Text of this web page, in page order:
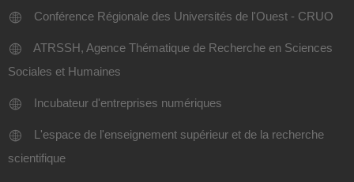
Conférence Régionale des Universités de l'Ouest - CRUO
ATRSSH, Agence Thématique de Recherche en Sciences
Sociales et Humaines
Incubateur d'entreprises numériques
L'espace de l'enseignement supérieur et de la recherche
scientifique